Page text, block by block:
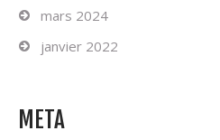
mars 2024
janvier 2022
META